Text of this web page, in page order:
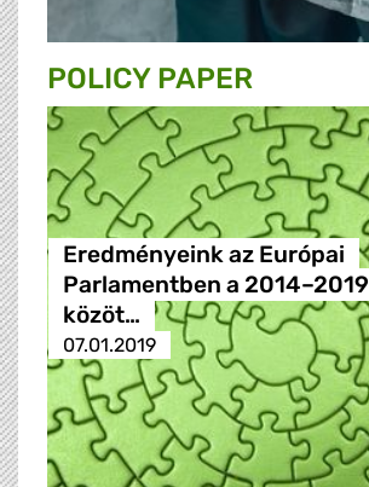
POLICY PAPER
Eredményeink az Európai
Parlamentben a 2014–2019
közöt…
07.01.2019